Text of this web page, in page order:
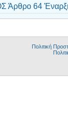
64
Πολιτική